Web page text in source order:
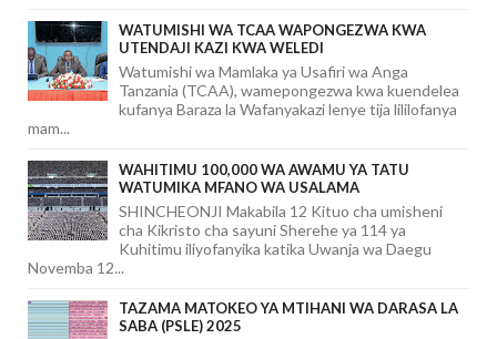
WATUMISHI WA TCAA WAPONGEZWA KWA
UTENDAJI KAZI KWA WELEDI
Watumishi wa Mamlaka ya Usafiri wa Anga
Tanzania (TCAA), wamepongezwa kwa kuendelea
kufanya Baraza la Wafanyakazi lenye tija lililofanya
mam...
WAHITIMU 100,000 WA AWAMU YA TATU
WATUMIKA MFANO WA USALAMA
SHINCHEONJI Makabila 12 Kituo cha umisheni
cha Kikristo cha sayuni Sherehe ya 114 ya
Kuhitimu iliyofanyika katika Uwanja wa Daegu
Novemba 12...
TAZAMA MATOKEO YA MTIHANI WA DARASA LA
SABA (PSLE) 2025